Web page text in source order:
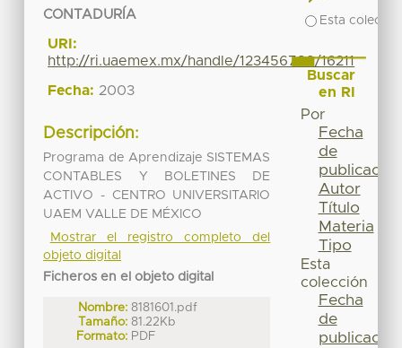
CONTADURÍA
URI:
http://ri.uaemex.mx/handle/123456789/16211
Fecha: 2003
Descripción:
Programa de Aprendizaje SISTEMAS
CONTABLES Y BOLETINES DE
ACTIVO - CENTRO UNIVERSITARIO
UAEM VALLE DE MÉXICO
Mostrar el registro completo del
objeto digital
Ficheros en el objeto digital
Nombre: 8181601.pdf
Tamaño: 81.22Kb
Formato: PDF
Esta
Buscar
en RI
Por
Fecha
de
publicación
Autor
Título
Materia
Tipo
Esta
colección
Fecha
de
publicación